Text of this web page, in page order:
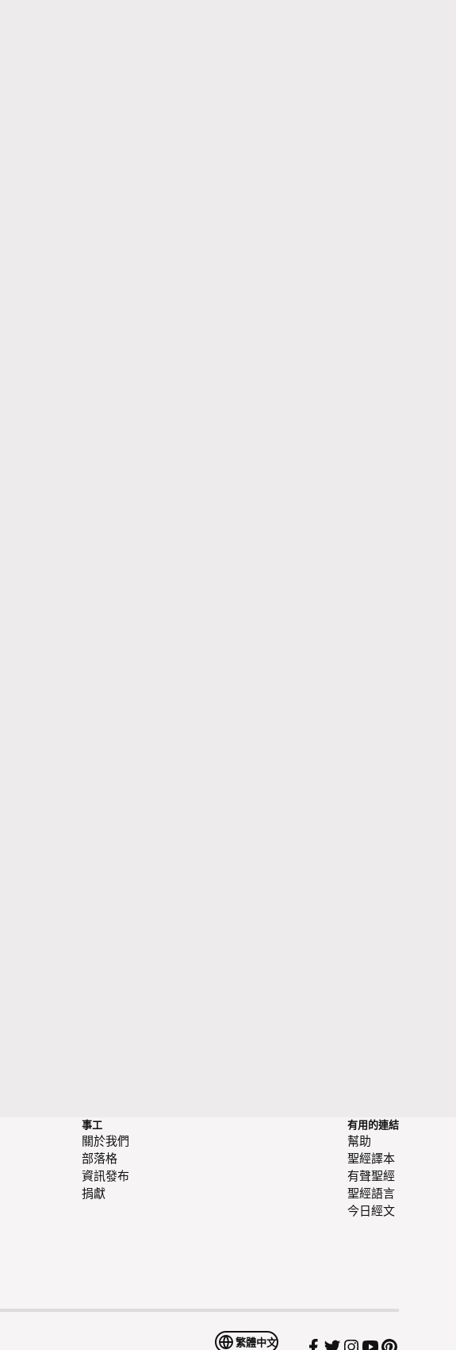
事工
關於我們
部落格
資訊發布
捐獻
有用的連結
幫助
聖經譯本
有聲聖經
聖經語言
今日經文
繁體中文